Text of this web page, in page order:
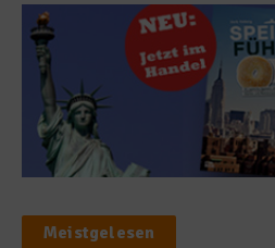
Meistgelesen